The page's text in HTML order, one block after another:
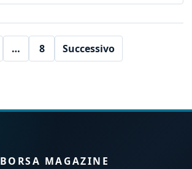
… 8 Successivo
BORSA MAGAZINE